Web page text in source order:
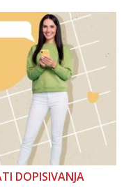
DOPISIVANJA